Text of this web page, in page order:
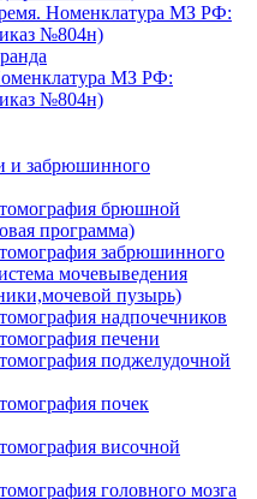
Номенклатура МЗ РФ:
№804н)
МЗ РФ:
№804н)
и забрюшинного
брюшной
программа)
забрюшинного
мочевыведения
пузырь)
надпочечников
печени
поджелудочной
почек
височной
головного мозга